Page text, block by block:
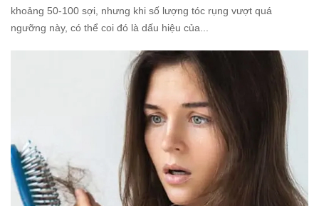
khoảng 50-100 sợi, nhưng khi số lượng tóc rụng vượt quá
ngưỡng này, có thể coi đó là dấu hiệu của...